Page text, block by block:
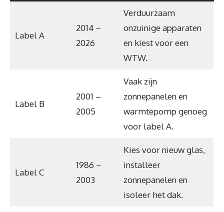
Label A
2014 –
2026
Verduurzaam
onzuinige apparaten
en kiest voor een
WTW.
Label B
2001 –
2005
Vaak zijn
zonnepanelen en
warmtepomp genoeg
voor label A.
Label C
1986 –
2003
Kies voor nieuw glas,
installeer
zonnepanelen en
isoleer het dak.